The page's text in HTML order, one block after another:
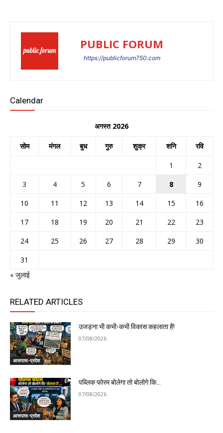
PUBLIC FORUM
https://publicforum750.com
Calendar
अगस्त 2026
सोम मंगल बुध गुरु शुक्र शनि रवि
1
2
3
4 5 6 7 8
9
10
11 12 13 14 15
16
17
18 19 20 21 22
23
24
25 26 27 28 29
30
31
« जुलाई
RELATED ARTICLES
आसपास-प्रदेश
उजड़ना भी कभी-कभी विकास कहलाता है!
07/08/2026
आसपास-प्रदेश
पब्लिक फोरम बोलेगा तो बोलोगे कि…
07/08/2026